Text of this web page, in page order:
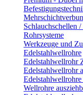
Schlauchschellen
Rohrsysteme
Werkzeuge und
Edelstahlwellrohre
Edelstahlwellrohr
Edelstahlwellrohr
Wellrohre